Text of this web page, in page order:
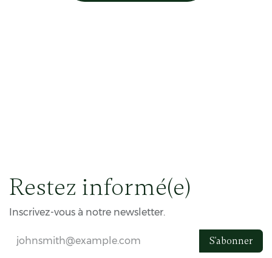
Restez informé(e)
Inscrivez-vous à notre newsletter.
S'abonner